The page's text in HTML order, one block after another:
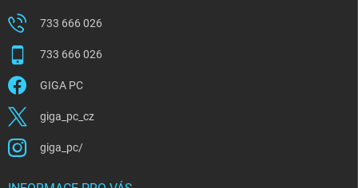
733 666 026
733 666 026
GIGA PC
giga_pc_cz
giga_pc/